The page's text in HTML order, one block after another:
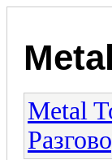
Metal